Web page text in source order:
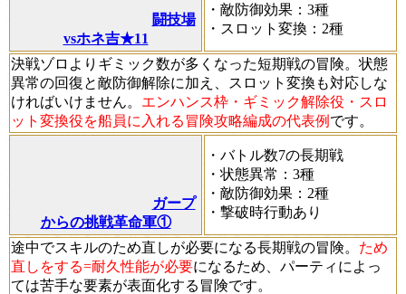
闘技場
vsホネ吉★11
・敵防御効果：3種
・スロット変換：2種
決戦ゾロよりギミック数が多くなった短期戦の冒険。状態
異常の回復と敵防御解除に加え、スロット変換も対応しな
ければいけません。 エンハンス枠・ギミック解除役・スロ
ット変換役を船員に入れる冒険攻略編成の代表例 です。
ガープ
からの挑戦革命軍①
・バトル数7の長期戦
・状態異常：3種
・敵防御効果：2種
・撃破時行動あり
途中でスキルのため直しが必要になる長期戦の冒険。 ため
直しをする=耐久性能が必要になるため、パーティによっ
ては苦手な要素が表面化する冒険です。